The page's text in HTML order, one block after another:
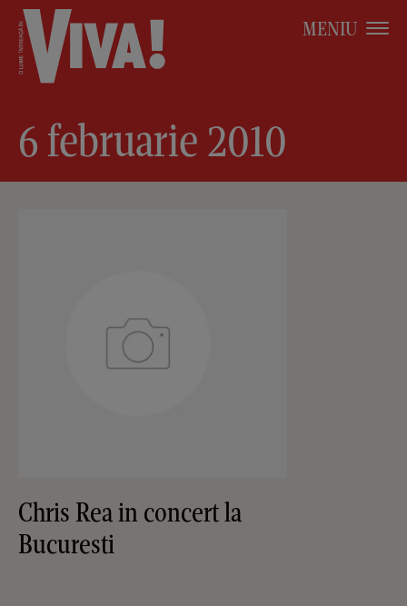
MENIU
6 februarie 2010
Chris Rea in concert la
Bucuresti